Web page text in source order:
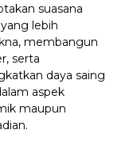
suasana
lebih
membangun
serta
daya saing
aspek
maupun